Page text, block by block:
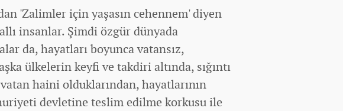
'Zalimler için yaşasın cehennem' diyen
insanlar. Şimdi özgürdünyada
da, hayatları boyunca vatansız,
ülkelerin keyfi ve takdiri altında, sığıntı
haini olduklarından, hayatlarının
devletine teslim edilme korkusu ile